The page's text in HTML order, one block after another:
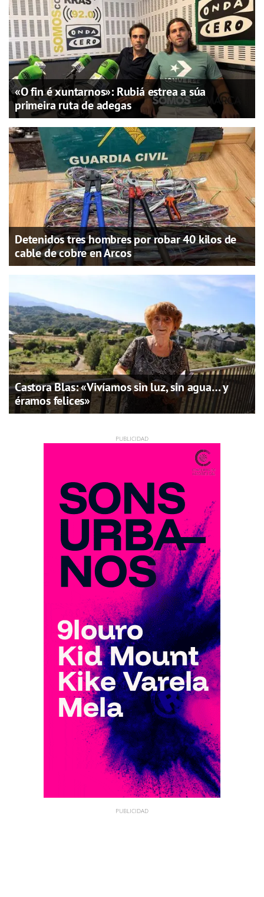
«O fin é xuntarnos»: Rubiá estrea a súa
primeira ruta de adegas
Detenidos tres hombres por robar 40 kilos de
cable de cobre en Arcos
Castora Blas: «Vivíamos sin luz, sin agua… y
éramos felices»